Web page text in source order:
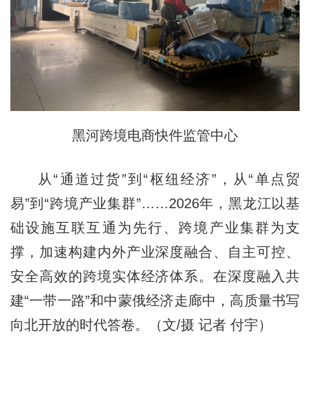
黑河跨境电商快件监管中心
从“通道过货”到“枢纽经济”，从“单点贸
易”到“跨境产业集群”……2026年，黑龙江以基
础设施互联互通为先行、跨境产业集群为支
撑，加速构建内外产业深度融合、自主可控、
安全高效的跨境实体经济体系。在深度融入共
建“一带一路”和中蒙俄经济走廊中，高质量书写
向北开放的时代答卷。（文/摄 记者 付宇）